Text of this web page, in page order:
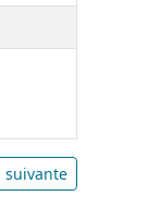
suivante